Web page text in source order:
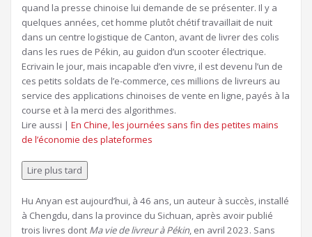
quand la presse chinoise lui demande de se présenter. Il y a
quelques années, cet homme plutôt chétif travaillait de nuit
dans un centre logistique de Canton, avant de livrer des colis
dans les rues de Pékin, au guidon d’un scooter électrique.
Ecrivain le jour, mais incapable d’en vivre, il est devenu l’un de
ces petits soldats de l’e-commerce, ces millions de livreurs au
service des applications chinoises de vente en ligne, payés à la
course et à la merci des algorithmes.
Lire aussi | Article
réservé
nos
abonnés
En Chine, les journées sans fin des petites mains
de l’économie des plateformes
Lire plus tard
Hu Anyan est aujourd’hui, à 46 ans, un auteur à succès, installé
à Chengdu, dans la province du Sichuan, après avoir publié
trois livres dont Ma vie de livreur à Pékin, en avril 2023. Sans